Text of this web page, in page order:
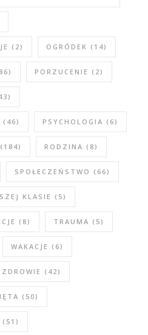
(2) OGRÓDEK (14)
PORZUCENIE (2)
(46) PSYCHOLOGIA (6)
(184) RODZINA (8)
SPOŁECZEŃSTWO (66)
KLASIE (5)
(8) TRAUMA (5)
WAKACJE (6)
ZDROWIE (42)
(50)
(51)